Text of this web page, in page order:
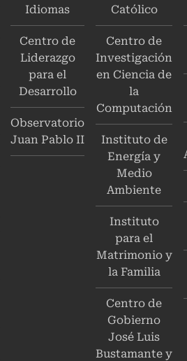
Idiomas
Centro de
Liderazgo
para el
Desarrollo
Observatorio
Juan Pablo II
Católico
Centro de
Investigación
en Ciencia de
la
Computación
Instituto de
Energía y
Medio
Ambiente
Instituto
para el
Matrimonio y
la Familia
Centro de
Gobierno
José Luis
Bustamante y